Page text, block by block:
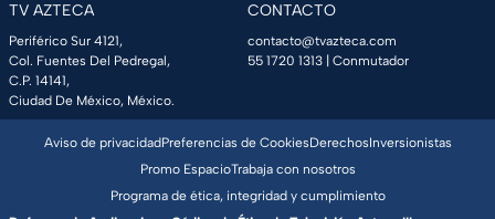
TV AZTECA
Periférico Sur 4121,
Col. Fuentes Del Pedregal,
C.P. 14141,
Ciudad De México, México.
CONTACTO
contacto@tvazteca.com
55 1720 1313 | Conmutador
Aviso de privacidadPreferencias de CookiesDerechosInversionistas
Promo EspacioTrabaja con nosotros
Programa de ética, integridad y cumplimiento